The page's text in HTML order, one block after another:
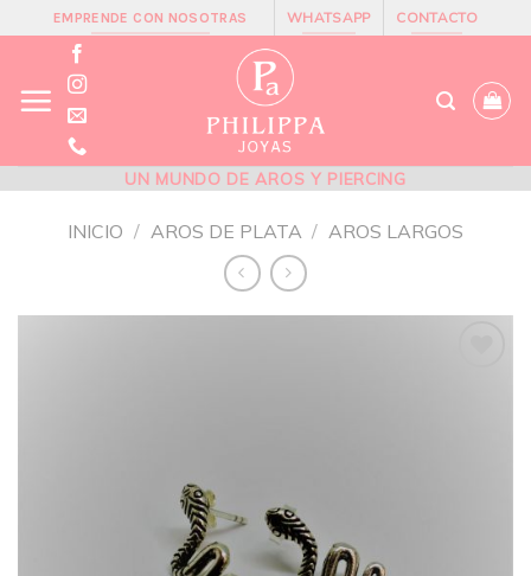
content
EMPRENDE CON NOSOTRAS WHATSAPP CONTACTO
UN MUNDO DE AROS Y PIERCING
INICIO / AROS DE PLATA / AROS LARGOS